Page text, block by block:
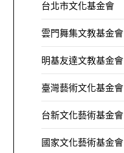
台北市文化基金會
雲門舞集文教基金會
明基友達文教基金會
臺灣藝術文化基金會
台新文化藝術基金會
國家文化藝術基金會